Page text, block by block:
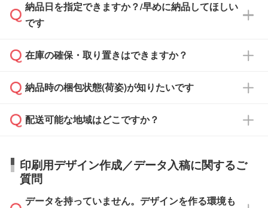
また、卒業・卒園記念品で対策委員会や個人様
校や幼稚園・保育園であれば、同様の条件でご
ご希望の際は担当スタッフまでお気軽にご相談
ください。
ず、通常はPDFデータをメール添付でお送りし
ます。
たは注文フォームの『ご注文に関する備考欄』
・印刷する場合(500個程度)
ご入金、イメージ画像の校了から約2週間～2
ご入金確認後、1～2営業日で出荷いたしま
タッフまでお問い合わせください。
ル」に注文予定日をご入力いただくと、おおよ
納品日を指定できますか？/早めに納品してほしい
です
ご希望の納期がある場合は、お問い合わせ・お
い。
応が可能かご案内いたします。
す。>>対象商品はこちら
※最短出荷日は商品によって異なります。各商
品ページにてご確認ください
在庫の確保・取り置きはできますか？
ご入金確認後に在庫を確保し、注文確定のご連
はできかねますので予めご了承ください。
納品時の梱包状態(荷姿)が知りたいです
商品によって異なります。各ページにある商品
す。(白箱、化粧箱、ブリスターパックなど)
【袋入り】 商品がひとつずつ袋に入っていま
す。(透明袋、デザイン袋など)
配送可能な地域はどこですか？
日本全国へお届けが可能です。なお、海外への
直接納品は行っておりませんので予めご了承く
ださい。
印刷用デザイン作成／データ入稿に関するご
質問
データを持っていません。デザインを作る環境も